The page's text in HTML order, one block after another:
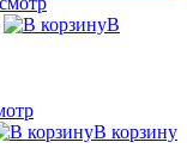
В
В корзину